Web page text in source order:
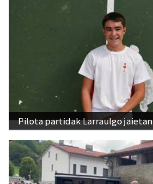
Pilota partidak Larraulgo jaietan